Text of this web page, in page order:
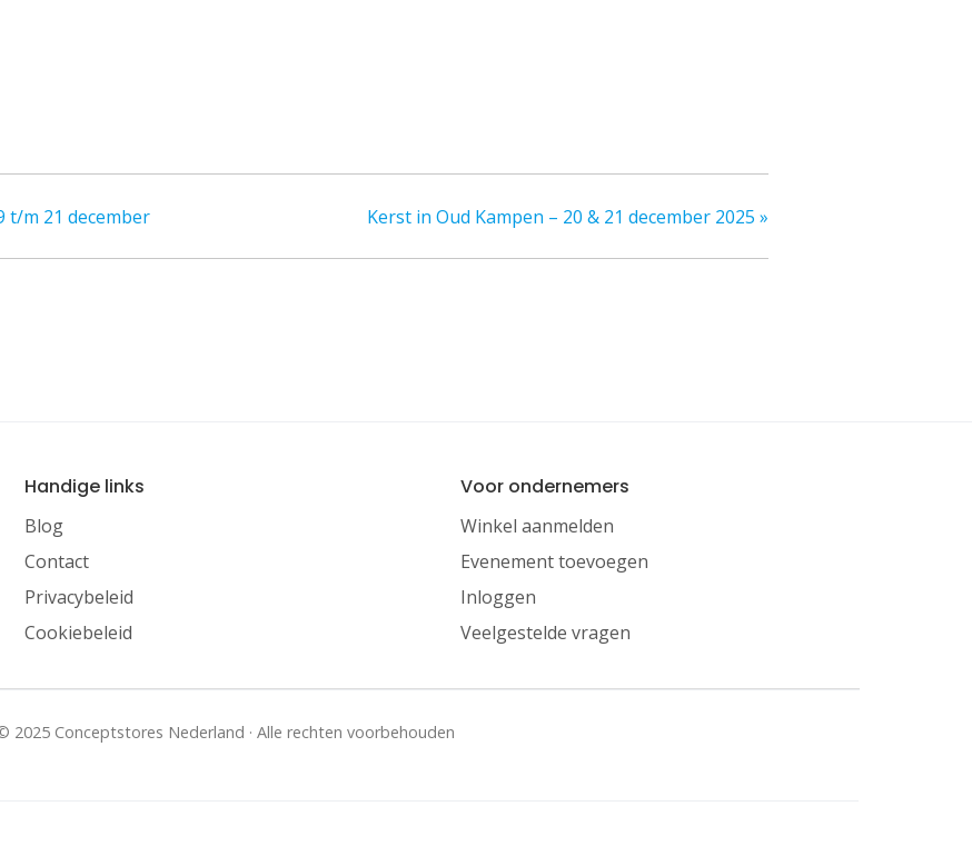
t/m 21 december Kerst in Oud Kampen – 20 & 21 december 2025 »
Handige links
Blog
Contact
Privacybeleid
Cookiebeleid
Voor ondernemers
Winkel aanmelden
Evenement toevoegen
Inloggen
Veelgestelde vragen
2025 Conceptstores Nederland · Alle rechten voorbehouden